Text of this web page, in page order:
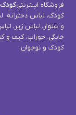
فروشگاه اینترنتی
کودک، لباس
و شلوار، لباس زیر،
خانگی، جوراب، کیف
کودک و نوجوان.